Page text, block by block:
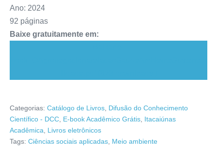
Ano: 2024
92 páginas
Baixe gratuitamente em:
Categorias: Catálogo de Livros, Difusão do Conhecimento
Científico - DCC, E-book Acadêmico Grátis, Itacaiúnas
Acadêmica, Livros eletrônicos
Tags: Ciências sociais aplicadas, Meio ambiente